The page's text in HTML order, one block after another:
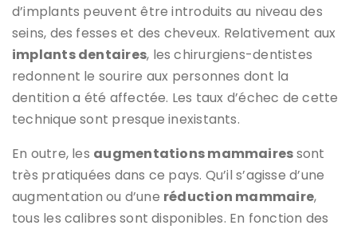
d’implants peuvent être introduits au niveau des
seins, des fesses et des cheveux. Relativement aux
implants dentaires, les chirurgiens-dentistes
redonnent le sourire aux personnes dont la
dentition a été affectée. Les taux d’échec de cette
technique sont presque inexistants.
En outre, les augmentations mammairessont
très pratiquées dans ce pays. Qu’il s’agisse d’une
augmentation ou d’une réduction mammaire,
tous les calibres sont disponibles. En fonction des